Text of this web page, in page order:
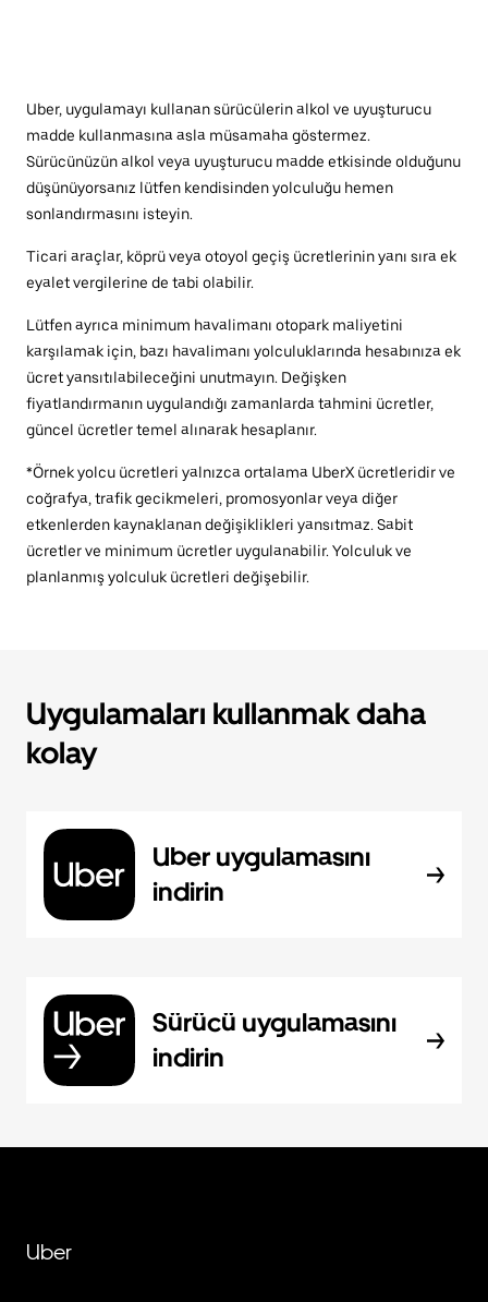
Uber, uygulamayı kullanan sürücülerin alkol ve uyuşturucu
madde kullanmasına asla müsamaha göstermez.
Sürücünüzün alkol veya uyuşturucu madde etkisinde olduğunu
düşünüyorsanız lütfen kendisinden yolculuğu hemen
sonlandırmasını isteyin.
Ticari araçlar, köprü veya otoyol geçiş ücretlerinin yanı sıra ek
eyalet vergilerine de tabi olabilir.
Lütfen ayrıca minimum havalimanı otopark maliyetini
karşılamak için, bazı havalimanı yolculuklarında hesabınıza ek
ücret yansıtılabileceğini unutmayın. Değişken
fiyatlandırmanın uygulandığı zamanlarda tahmini ücretler,
güncel ücretler temel alınarak hesaplanır.
*Örnek yolcu ücretleri yalnızca ortalama UberX ücretleridir ve
coğrafya, trafik gecikmeleri, promosyonlar veya diğer
etkenlerden kaynaklanan değişiklikleri yansıtmaz. Sabit
ücretler ve minimum ücretler uygulanabilir. Yolculuk ve
planlanmış yolculuk ücretleri değişebilir.
Uygulamaları kullanmak daha
kolay
Uber uygulamasını
indirin
Sürücü uygulamasını
indirin
Uber